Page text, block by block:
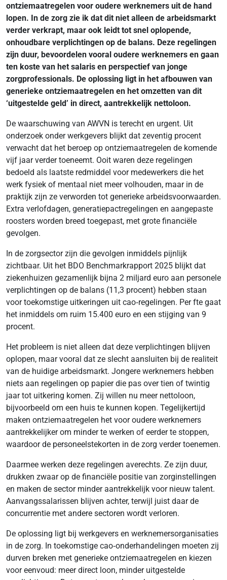
ontziemaatregelen voor oudere werknemers uit de hand
lopen. In de zorg zie ik dat dit niet alleen de arbeidsmarkt
verder verkrapt, maar ook leidt tot snel oplopende,
onhoudbare verplichtingen op de balans. Deze regelingen
zijn duur, bevoordelen vooral oudere werknemers en gaan
ten koste van het salaris en perspectief van jonge
zorgprofessionals. De oplossing ligt in het afbouwen van
generieke ontziemaatregelen en het omzetten van dit
‘uitgestelde geld’ in direct, aantrekkelijk nettoloon.
De waarschuwing van AWVN is terecht en urgent. Uit
onderzoek onder werkgevers blijkt dat zeventig procent
verwacht dat het beroep op ontziemaatregelen de komende
vijf jaar verder toeneemt. Ooit waren deze regelingen
bedoeld als laatste redmiddel voor medewerkers die het
werk fysiek of mentaal niet meer volhouden, maar in de
praktijk zijn ze verworden tot generieke arbeidsvoorwaarden.
Extra verlofdagen, generatiepactregelingen en aangepaste
roosters worden breed toegepast, met grote financiële
gevolgen.
In de zorgsector zijn die gevolgen inmiddels pijnlijk
zichtbaar. Uit het BDO Benchmarkrapport 2025 blijkt dat
ziekenhuizen gezamenlijk bijna 2 miljard euro aan personele
verplichtingen op de balans (11,3 procent) hebben staan
voor toekomstige uitkeringen uit cao‑regelingen. Per fte gaat
het inmiddels om ruim 15.400 euro en een stijging van 9
procent.
Het probleem is niet alleen dat deze verplichtingen blijven
oplopen, maar vooral dat ze slecht aansluiten bij de realiteit
van de huidige arbeidsmarkt. Jongere werknemers hebben
niets aan regelingen op papier die pas over tien of twintig
jaar tot uitkering komen. Zij willen nu meer nettoloon,
bijvoorbeeld om een huis te kunnen kopen. Tegelijkertijd
maken ontziemaatregelen het voor oudere werknemers
aantrekkelijker om minder te werken of eerder te stoppen,
waardoor de personeelstekorten in de zorg verder toenemen.
Daarmee werken deze regelingen averechts. Ze zijn duur,
drukken zwaar op de financiële positie van zorginstellingen
en maken de sector minder aantrekkelijk voor nieuw talent.
Aanvangssalarissen blijven achter, terwijl juist daar de
concurrentie met andere sectoren wordt verloren.
De oplossing ligt bij werkgevers en werknemersorganisaties
in de zorg. In toekomstige cao‑onderhandelingen moeten zij
durven breken met generieke ontziemaatregelen en kiezen
voor eenvoud: meer direct loon, minder uitgestelde